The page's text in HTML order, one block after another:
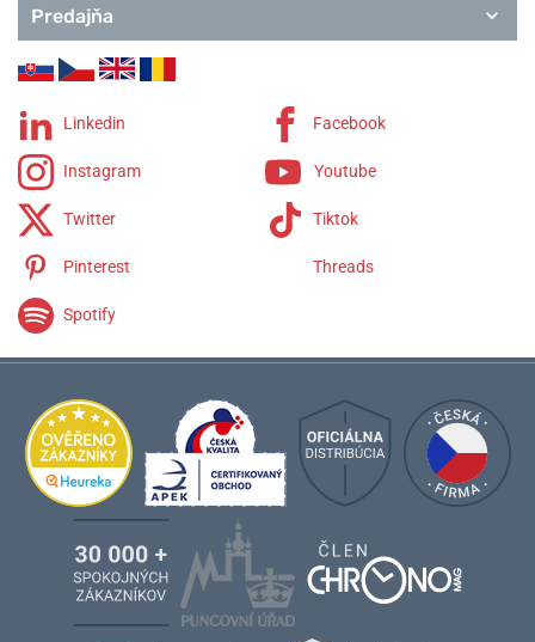
Predajňa
Linkedin Facebook
Instagram Youtube
Twitter Tiktok
Pinterest Threads
Spotify